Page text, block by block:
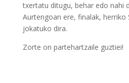
txertatu ditugu, behar edo nahi
Aurtengoan ere, finalak, herriko
jokatuko dira.
Zorte on partehartzaile guztiei!